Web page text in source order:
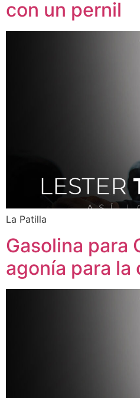
con un pernil
La Patilla
Gasolina para
agonía para la